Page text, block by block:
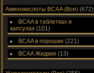
Аминокислоты ВСAA (Все) (672)
ВСAA в таблетках и
капсулах (101)
ВСAA в порошке (221)
ВСAA Жидкие (13)